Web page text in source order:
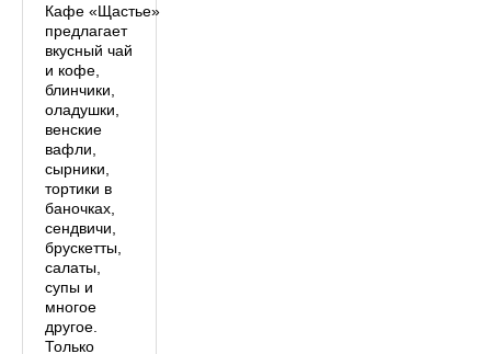
Кафе «Щастье»
предлагает
вкусный чай
и кофе,
блинчики,
оладушки,
венские
вафли,
сырники,
тортики в
баночках,
сендвичи,
брускетты,
салаты,
супы и
многое
другое.
Только